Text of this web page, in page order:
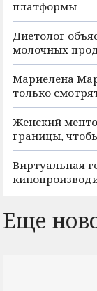
платформы
Диетолог
молочных
Мариелена
только
Женский
границы,
Виртуальная
Еще